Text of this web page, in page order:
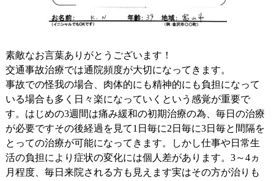
素敵なお言葉ありがとうございます！
交通事故治療では通院頻度が大切になってきます。
事故での怪我の場合、肉体的にも精神的にも負担になって
いる場合も多く日々楽になっていくという感覚が重要で
す。はじめの3週間は痛み緩和の初期治療の為、毎日の治療
が必要ですその後経過を見て1日毎に2日毎に3日毎と間隔を
とっての治療が可能になってきます。しかし仕事や日常生
活の負担により症状の変化には個人差があります。3～4ヵ
月程度、毎日来院される方も見えます実はその方が治りも